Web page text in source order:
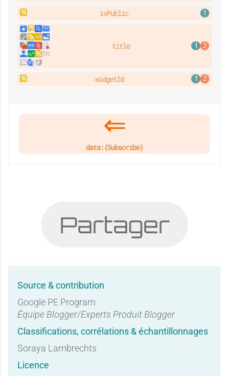
isPublic
title
widgetId
data:{Subscribe}
Partager
Source & contribution
Google PE Program
Équipe Blogger/Experts Produit Blogger
Classifications, corrélations & échantillonnages
Soraya Lambrechts
Licence